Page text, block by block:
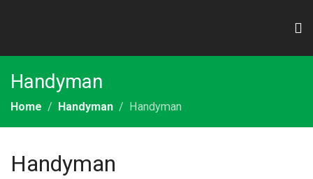
Handyman
Home Handyman Handyman
Handyman